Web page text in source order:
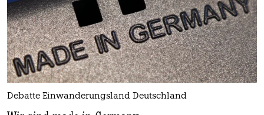
Debatte Einwanderungsland Deutschland